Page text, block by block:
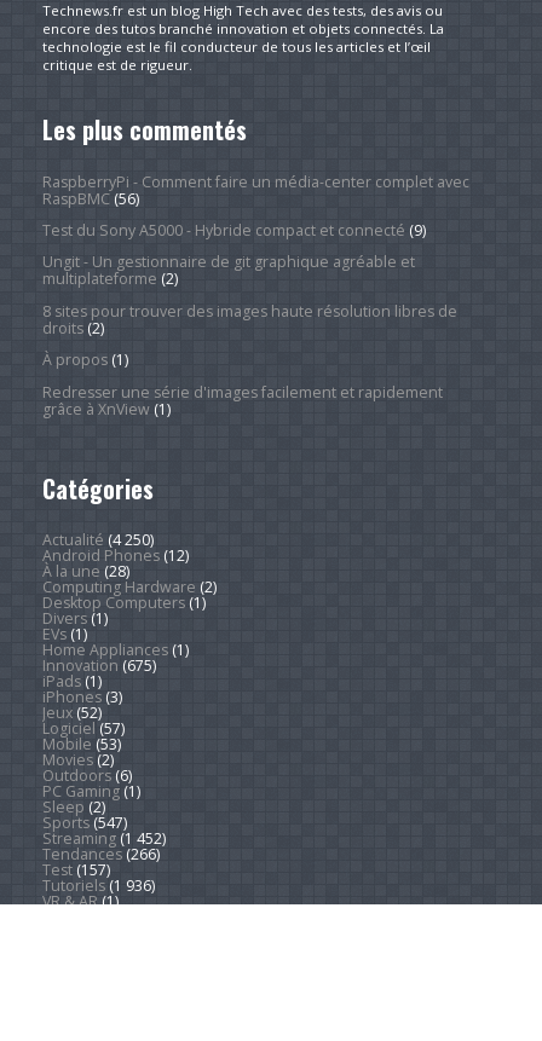
Technews.fr est un blog High Tech avec des tests, des avis ou
encore des tutos branché innovation et objets connectés. La
technologie est le fil conducteur de tous les articles et l’œil
critique est de rigueur.
Les plus commentés
RaspberryPi - Comment faire un média-center complet avec
RaspBMC(56)
Test du Sony A5000 - Hybride compact et connecté (9)
Ungit - Un gestionnaire de git graphique agréable et
multiplateforme (2)
8 sites pour trouver des images haute résolution libres de
droits(2)
À propos(1)
Redresser une série d'images facilement et rapidement
grâce à XnView(1)
Catégories
Actualité (4 250)
Android Phones(12)
À la une (28)
Computing Hardware (2)
Desktop Computers(1)
Divers(1)
EVs(1)
Home Appliances(1)
Innovation (675)
iPads(1)
iPhones(3)
Jeux(52)
Logiciel (57)
Mobile (53)
Movies(2)
Outdoors(6)
PC Gaming(1)
Sleep (2)
Sports(547)
Streaming(1 452)
Tendances(266)
Test(157)
Tutoriels(1 936)
VR & AR(1)